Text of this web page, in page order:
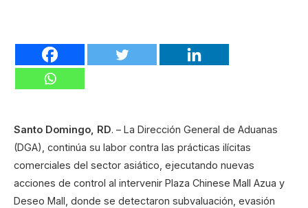
Santo Domingo, RD. – La Dirección General de Aduanas
(DGA), continúa su labor contra las prácticas ilícitas
comerciales del sector asiático, ejecutando nuevas
acciones de control al intervenir Plaza Chinese Mall Azua y
Deseo Mall, donde se detectaron subvaluación, evasión